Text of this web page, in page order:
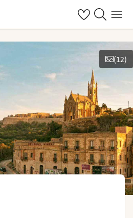
Se dine gemte
Søg påMenu
(12)